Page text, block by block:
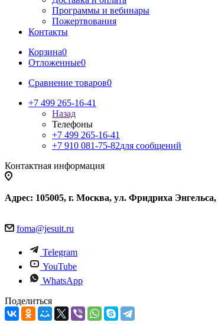
Программы и вебинары
Пожертвования
Контакты
Корзина0
Отложенные0
Сравнение товаров0
+7 499 265-16-41
Назад
Телефоны
+7 499 265-16-41
+7 910 081-75-82для сообщений
Контактная информация
Адрес: 105005, г. Москва, ул. Фридриха
foma@jesuit.ru
Telegram
YouTube
WhatsApp
Поделиться